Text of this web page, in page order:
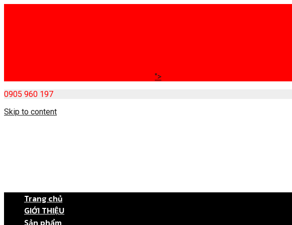
">
0905 960 197
Skip to content
Trang chủ
GIỚI THIỆU
Sản phẩm